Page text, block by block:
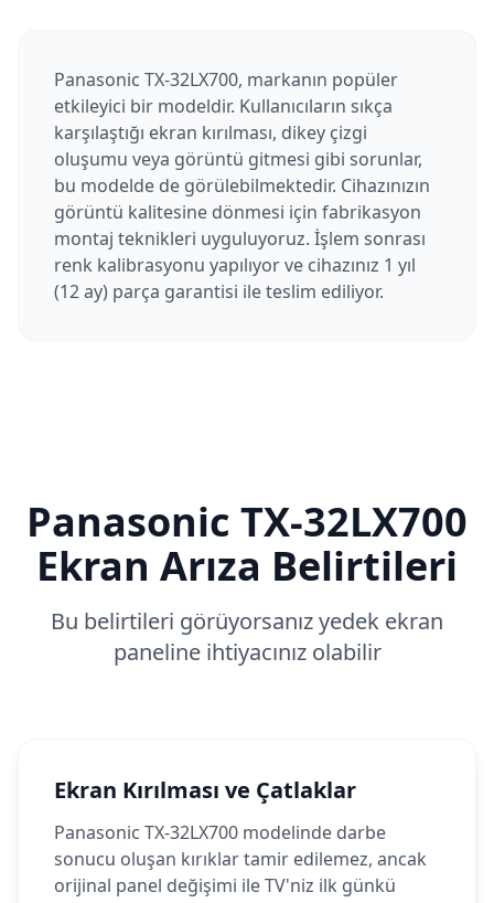
Panasonic TX-32LX700, markanın popüler
etkileyici bir modeldir. Kullanıcıların sıkça
karşılaştığı ekran kırılması, dikey çizgi
oluşumu veya görüntü gitmesi gibi sorunlar,
bu modelde de görülebilmektedir. Cihazınızın
görüntü kalitesine dönmesi için fabrikasyon
montaj teknikleri uyguluyoruz. İşlem sonrası
renk kalibrasyonu yapılıyor ve cihazınız 1 yıl
(12 ay) parça garantisi ile teslim ediliyor.
Panasonic TX-32LX700
Ekran Arıza Belirtileri
Bu belirtileri görüyorsanız yedek ekran
paneline ihtiyacınız olabilir
Ekran Kırılması ve Çatlaklar
Panasonic TX-32LX700 modelinde darbe
sonucu oluşan kırıklar tamir edilemez, ancak
orijinal panel değişimi ile TV'niz ilk günkü